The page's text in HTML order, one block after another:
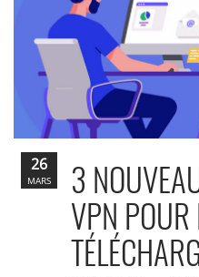
3
VPN POUR
26
MARS